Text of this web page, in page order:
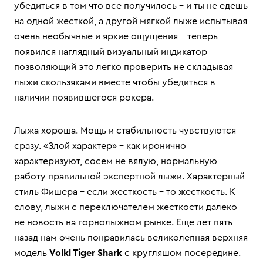
убедиться в том что все получилось – и ты не едешь
на одной жесткой, а другой мягкой лыже испытывая
очень необычные и яркие ощущения – теперь
появился наглядный визуальный индикатор
позволяющий это легко проверить не складывая
лыжи скользяками вместе чтобы убедиться в
наличии появившегося рокера.
Лыжа хороша. Мощь и стабильность чувствуются
сразу. «Злой характер» – как иронично
характеризуют, сосем не вялую, нормальную
работу правильной экспертной лыжи. Характерный
стиль Фишера – если жесткость – то жесткость. К
слову, лыжи с переключателем жесткости далеко
не новость на горнолыжном рынке. Еще лет пять
назад нам очень понравилась великолепная верхняя
модель Volkl Tiger Shark с кругляшом посередине.